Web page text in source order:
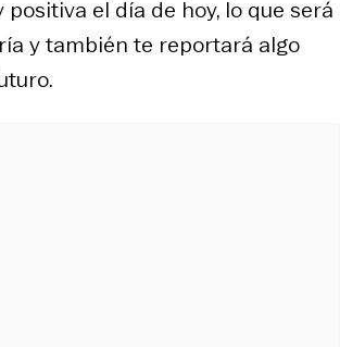
el día de hoy, lo que será
y también te reportará algo